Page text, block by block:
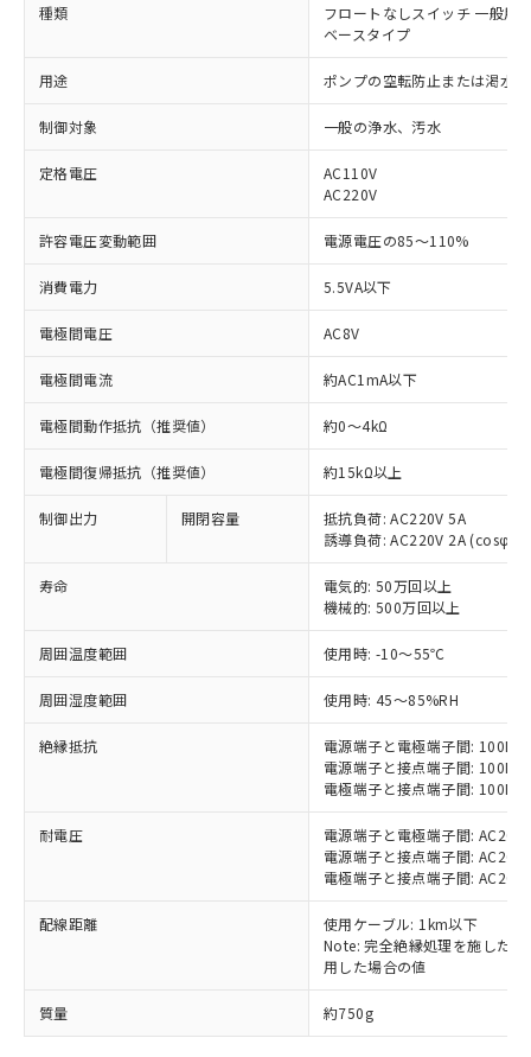
種類
フロートなしスイッチ 一般用
ベースタイプ
用途 ポンプの空転防止または渇水
制御対象 一般の浄水、汚水
定格電圧
AC110V
AC220V
許容電圧変動範囲 電源電圧の85～110%
消費電力 5.5VA以下
電極間電圧 AC8V
電極間電流 約AC1mA以下
電極間動作抵抗（推奨値） 約0～4kΩ
電極間復帰抵抗（推奨値） 約15kΩ以上
制御出力 開閉容量
抵抗負荷: AC220V 5A
誘導負荷: AC220V 2A
寿命
電気的: 50万回以上
機械的: 500万回以上
周囲温度範囲 使用時: -10～55℃
周囲湿度範囲 使用時: 45～85%RH
絶縁抵抗
電源端子と電極端子間:
電源端子と接点端子間:
電極端子と接点端子間:
耐電圧
電源端子と電極端子間:
電源端子と接点端子間:
電極端子と接点端子間:
配線距離
使用ケーブル: 1km以下
Note: 完全絶縁処理を施した
用した場合の値
質量 約750g
ご利用条件
以下の条件をお読みいただき、同意のうえ
本サービスは、当社制御機器事業取扱
商品の当社在庫状況および標準価格
(税抜)を提供させていただくもので
当社制御機器事業取扱商品の中には、
本サービスの対象外となる商品もある
ことをご了承ください。
在庫状況および標準価格照会結果は、
記載している更新日時点での社内デー
タに基づき作成されるものであり、閲
覧された時点での実際の在庫および標
準価格とは異なる場合があることをご
正式な納期状況および標準価格はお客
ムロン制御機器販売店・当社販売員に
※1 対応状況
対応済み：EU RoHS指令（10物質）の
非含有に対応した製品が提供可能な商品で
す。
対応予定：EU RoHS指令（10物質）の非含
有に対応した製品に切り替える予定のある
対応予定なし：EU RoHS指令（10物質）の
非含有に非対応の商品で、対応品を出す予
非含有の対応状況を調査中または確認中の
商品です。
非該当品：ライセンス料など無形物で、有
害物質有無と関係のない商品です。
仕入先様の事情により、非含有部品として
いたものが、含有品と判明した場合などや
むを得ず変更することがあります。
鉛(Pb) 1000ppm以下、 水銀(Hg) 1000ppm以下、 カド
六価クロム(Cr(Ⅵ)) 1000ppm以下、ポリ臭化ビフェニル
類(PBB) 1000ppm以下、ポリ臭化ジフェニルエーテル類
(PBDE) 1000ppm以下、フタル酸ビス(2-エチルヘキシ
ル) (DEHP)(別名：DOP) 1000ppm以下、フタル酸ブチ
ルベンジル（BBP） 1000ppm以下、フタル酸ジブチル
（DBP） 1000ppm以下、フタル酸ジイソブチル
但し、RoHS指令で産業用監視および制御機器に対する
※1 中国RoHS○×表
「○」：最大均質材料含有率が中国RoHSの
基準値以下であることを示します。
「×」：最大均質材料含有率が中国RoHSの
基準値を超えていることを示します。
「－」：未確認です。当社販売部門へお問
*中国RoHS10物質の基準値 (GB/T26572)：
Pb(鉛) :1000ppm、 Hg(水銀) : 1000ppm、 Cd(カドミウ
ム) : 100ppm、
Cr(Ⅵ)(六価クロム) : 1000ppm、 PBBs(ポリ臭化ビフェ
ニル類) : 1000ppm、 PBDEs(ポリ臭化ジフェニルエーテ
DBP(フタル酸ジブチル) : 1000ppm、 DIBP(フタル酸ジ
イソブチル) : 1000ppm、 BBP(フタル酸ブチルベンジ
当社は、これら貴社製品のうち、外国
為替および外国貿易法に定める商品
（以下｢規制貨物等」という）を輸出
または国外への提供する場合は、日本
可)を取得するなどの必要な手続きを
当社は規制貨物を破棄する場合は、完
全に破砕するなど、違法に輸出されな
いよう必要な手段を講じます。
当社は貴社製品を、核兵器、ミサイ
一定数以上の在庫あり
一定数には満たないが在庫あり